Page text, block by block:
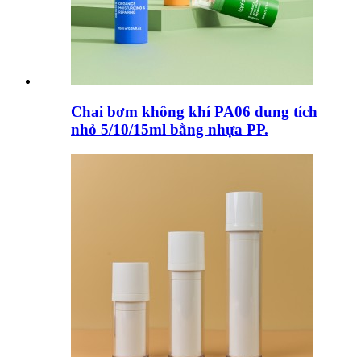
Chai bơm không khí PA06 dung tích
nhỏ 5/10/15ml bằng nhựa PP.